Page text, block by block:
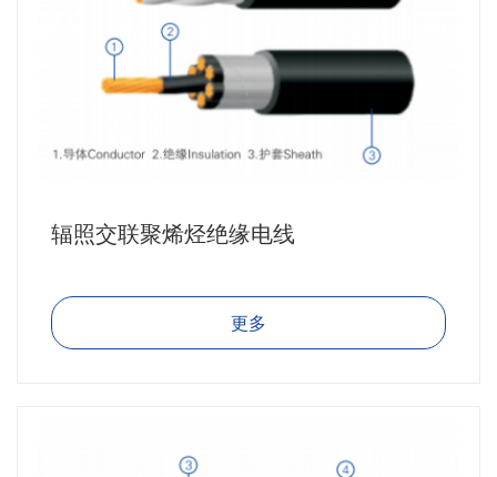
辐照交联聚烯烃绝缘电线
更多